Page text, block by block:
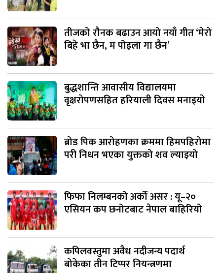
तीजको रौनक बढाउन आयो नयाँ गीत ‘मेरो
बिहे भा छैन, म पोइला गा छैन’
बुद्धशान्ति आवासीय विद्यालयमा
वृक्षरोपणसहित हरियाली दिवस मनाइयो
ब्रोड पिक आरोहणका क्रममा हिमपहिरोमा
परी निधन भएका युक्तको शव ल्याइयो
फिफा निलम्बनको अर्को असर : यू–२०
एसियन कप छनोटबाट नेपाल बाहिरियो
कपिलवस्तुमा अवैध नदीजन्य पदार्थ
बोकेका तीन टिप्पर नियन्त्रणमा